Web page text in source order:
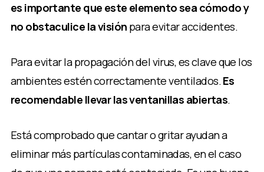
es importante que este elemento sea cómodo y
no obstaculice la visión para evitar accidentes.
Para evitar la propagación del virus, es clave que los
ambientes estén correctamente ventilados.Es
recomendable llevar las ventanillas abiertas.
Está comprobado que cantar o gritar ayudan a
eliminar más partículas contaminadas, en el caso